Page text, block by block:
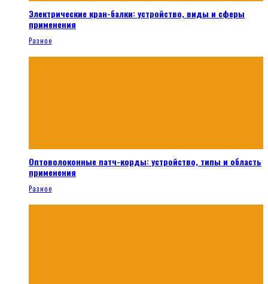
Электрические кран-балки: устройство, виды и сферы
применения
Разное
Оптоволоконные патч-корды: устройство, типы и область
применения
Разное